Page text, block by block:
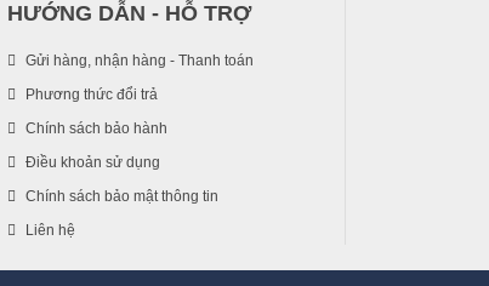
HƯỚNG DẪN - HỖ TRỢ
Gửi hàng, nhận hàng - Thanh toán
Phương thức đổi trả
Chính sách bảo hành
Điều khoản sử dụng
Chính sách bảo mật thông tin
Liên hệ